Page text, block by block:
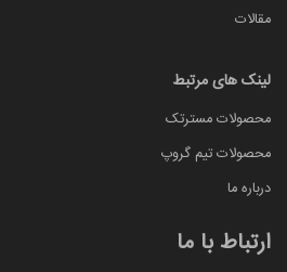
مقالات
لینک های مرتبط
محصولات مسترتک
محصولات تیم گروپ
درباره ما
ارتباط با ما